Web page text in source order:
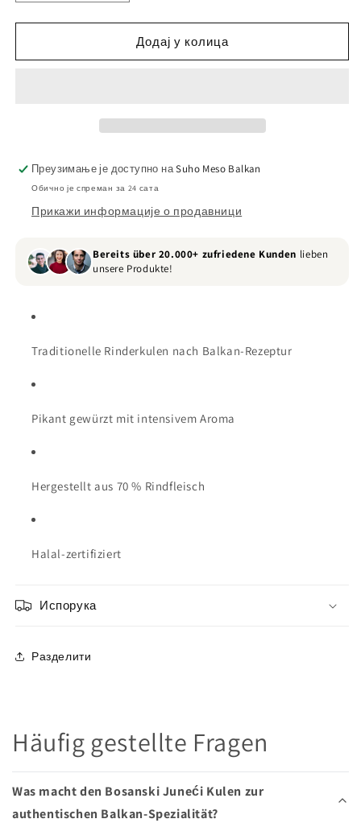
количину
за
Juneći
количину
за
Bosanski
Juneći
Додај у колица
Преузимање је доступно наSuho Meso Balkan
Обично је спреман за 24 сата
Прикажи информације о продавници
Bereits über 20.000+ zufriedene Kunden lieben
unsere Produkte!
Traditionelle Rinderkulen nach Balkan-Rezeptur
Pikant gewürzt mit intensivem Aroma
Hergestellt aus 70 % Rindfleisch
Halal-zertifiziert
Испорука
Разделити
Häufig gestellte Fragen
Was macht den Bosanski Juneći Kulen zur
authentischen Balkan-Spezialität?